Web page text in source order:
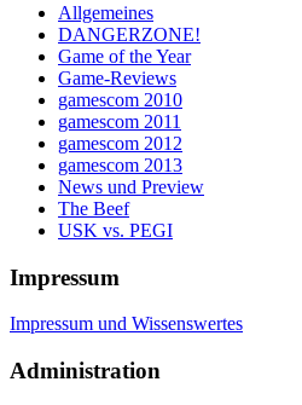
Allgemeines
DANGERZONE!
Game of the Year
Game-Reviews
gamescom 2010
gamescom 2011
gamescom 2012
gamescom 2013
News und Preview
The Beef
USK vs. PEGI
Impressum
Impressum und Wissenswertes
Administration